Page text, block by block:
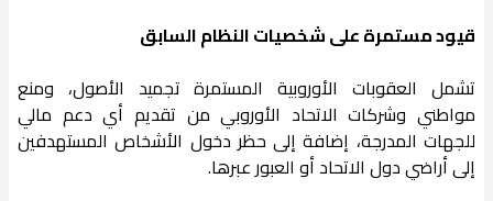
قيود مستمرة على شخصيات النظام السابق
تشمل العقوبات الأوروبية المستمرة تجميد الأصول، ومنع
مواطني وشركات الاتحاد الأوروبي من تقديم أي دعم مالي
للجهات المدرجة، إضافة إلى حظر دخول الأشخاص المستهدفين
إلى أراضي دول الاتحاد أو العبور عبرها.